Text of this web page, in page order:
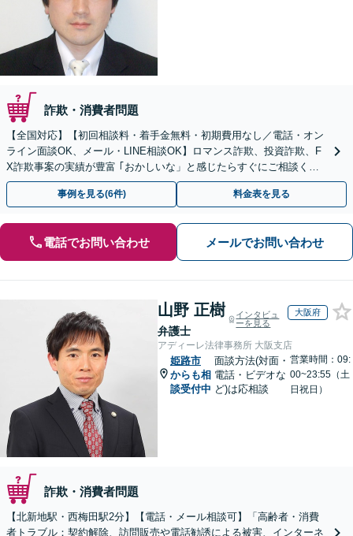
詐欺・消費者問題
【全国対応】【初回相談料・着手金無料・初期費用なし／電話・オン
ライン面談OK、メール・LINE相談OK】ロマンス詐欺、投資詐欺、F
X詐欺事案の実績が豊富 ｢おかしいな」と感じたらすぐにご相談くだ
さい。
事例を見る(6件) 料金表を見る
電話でお問い合わせ メールでお問い合わせ
山野 正樹
弁護士
インタビュ
ーを見る
大阪府
アディーレ法律事務所 大阪支店
姫路市
からも相
談受付中
面談方法(対面・
電話・ビデオな
ど)は応相談
営業時間：09:
00~23:55（土
日祝日）
詐欺・消費者問題
【北新地駅・西梅田駅2分】【電話・メール相談可】「高齢者・消費
者トラブル：契約解除、訪問販売や電話勧誘による被害、インターネ